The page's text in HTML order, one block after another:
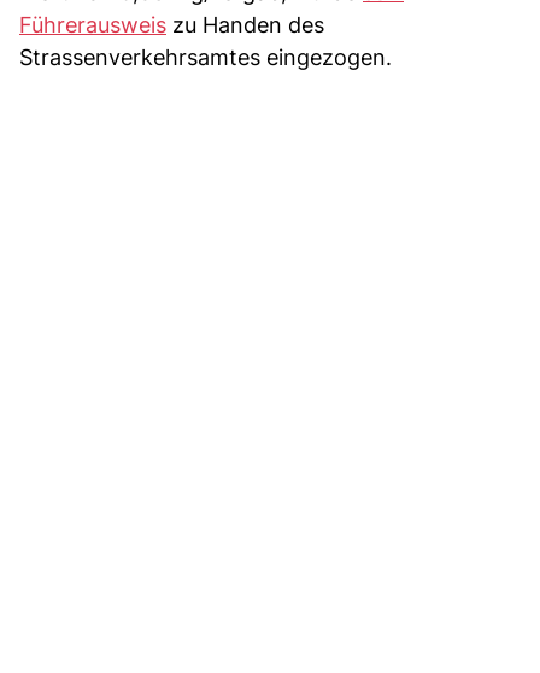
Führerausweis zu Handen des
Strassenverkehrsamtes eingezogen.